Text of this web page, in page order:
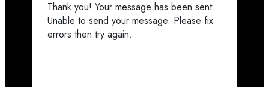
Thank you! Your message has been sent.
Unable to send your message. Please fix
errors then try again.